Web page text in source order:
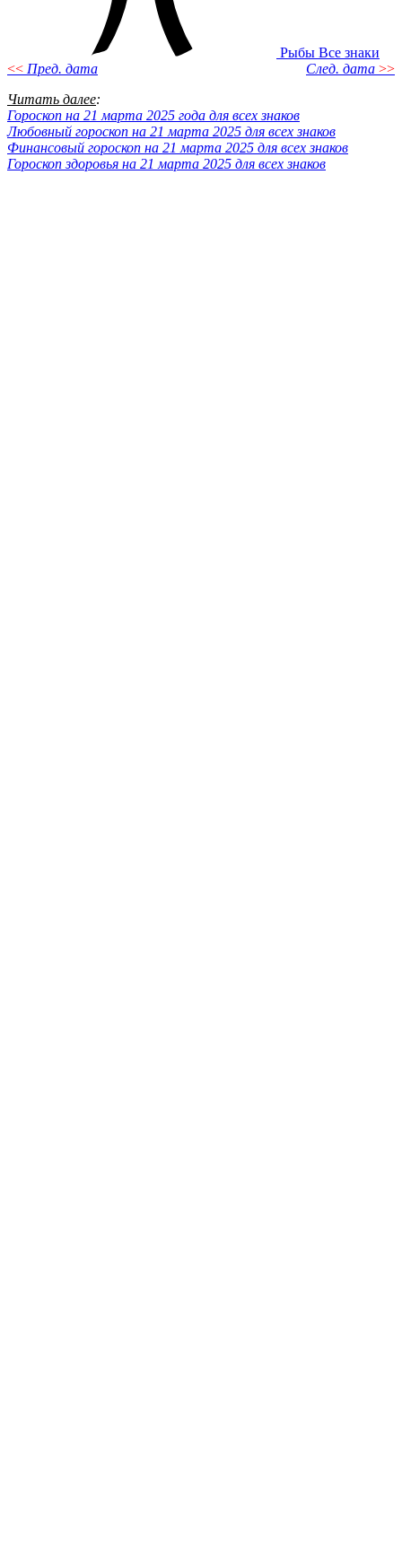
Рыбы Все знаки
<< Пред. дата След. дата >>
Читать далее:
Гороскоп на 21 марта 2025 года для всех знаков
Любовный гороскоп на 21 марта 2025 для всех знаков
Финансовый гороскоп на 21 марта 2025 для всех знаков
Гороскоп здоровья на 21 марта 2025 для всех знаков